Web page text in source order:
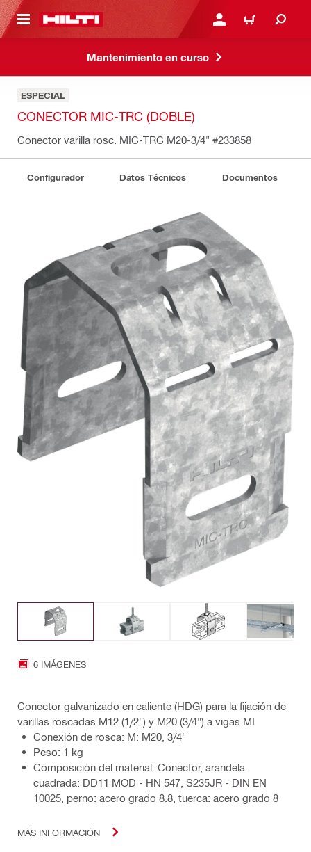
PRINCIPAL INICIE SESIÓN O
CARRITO
Mantenimiento en curso
ESPECIAL
CONECTOR MIC-TRC (DOBLE)
Conector varilla rosc. MIC-TRC M20-3/4" #233858
Configurador Datos Técnicos Documentos
6 IMÁGENES
Conector galvanizado en caliente (HDG) para la fijación de
varillas roscadas M12 (1/2") y M20 (3/4") a vigas MI
Conexión de rosca: M: M20, 3/4"
Peso: 1 kg
Composición del material: Conector, arandela
cuadrada: DD11 MOD - HN 547, S235JR - DIN EN
10025, perno: acero grado 8.8, tuerca: acero grado 8
MÁS INFORMACIÓN